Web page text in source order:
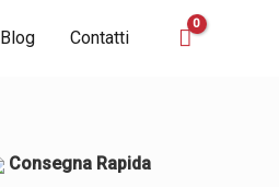
Blog Contatti
Consegna Rapida